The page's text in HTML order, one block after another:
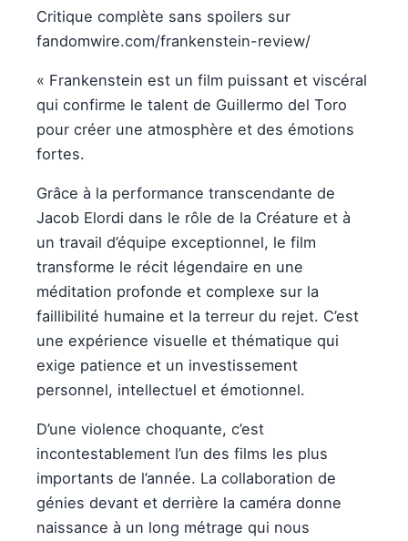
Critique complète sans spoilers sur
fandomwire.com/frankenstein-review/
« Frankenstein est un film puissant et viscéral
qui confirme le talent de Guillermo del Toro
pour créer une atmosphère et des émotions
fortes.
Grâce à la performance transcendante de
Jacob Elordi dans le rôle de la Créature et à
un travail d’équipe exceptionnel, le film
transforme le récit légendaire en une
méditation profonde et complexe sur la
faillibilité humaine et la terreur du rejet. C’est
une expérience visuelle et thématique qui
exige patience et un investissement
personnel, intellectuel et émotionnel.
D’une violence choquante, c’est
incontestablement l’un des films les plus
importants de l’année. La collaboration de
génies devant et derrière la caméra donne
naissance à un long métrage qui nous